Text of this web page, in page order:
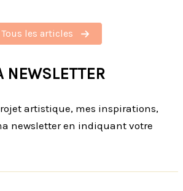
Tous les articles
NEWSLETTER
artistique, mes inspirations,
newsletter en indiquant votre